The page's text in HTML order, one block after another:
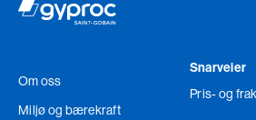
Om oss
Miljø og bærekraft
Snarveier
Pris- og